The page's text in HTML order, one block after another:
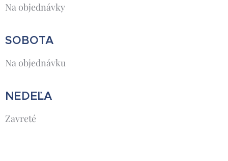
Na objednávky
SOBOTA
Na objednávku
NEDEĽA
Zavreté